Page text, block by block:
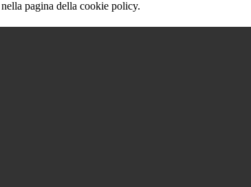
pagina della cookie policy.